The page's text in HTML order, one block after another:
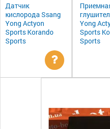
Датчик
кислорода Ssang
Yong Actyon
Sports Korando
Sports
Уточнить
Yong
Sports
Sports